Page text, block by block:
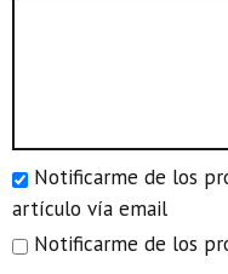
Notificarme de los
artículo vía email
Notificarme de los